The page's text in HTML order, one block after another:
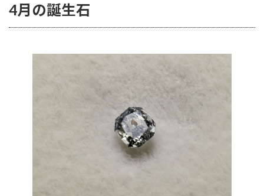
4月の誕生石